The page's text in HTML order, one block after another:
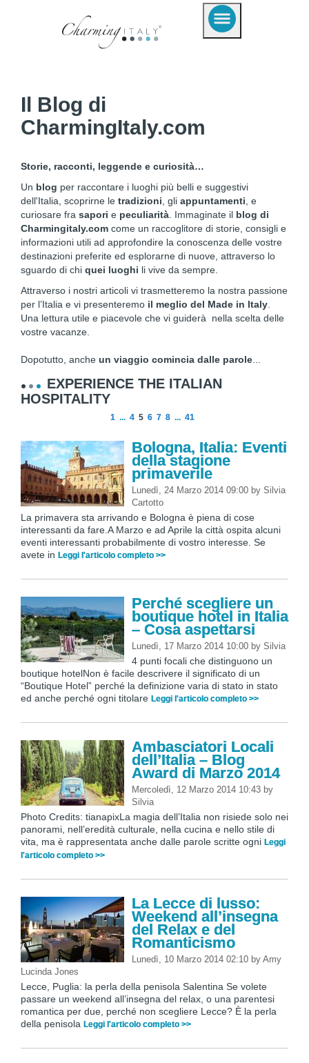
Il Blog di
CharmingItaly.com
Storie, racconti, leggende e curiosità…
Un blog per raccontare i luoghi più belli e suggestivi
dell'Italia, scoprirne le tradizioni , gli appuntamenti , e
curiosare fra sapori e peculiarità . Immaginate il blog di
Charmingitaly.com come un raccoglitore di storie, consigli e
informazioni utili ad approfondire la conoscenza delle vostre
destinazioni preferite ed esplorarne di nuove, attraverso lo
sguardo di chi quei luoghi li vive da sempre.
Attraverso i nostri articoli vi trasmetteremo la nostra passione
per l’Italia e vi presenteremo il meglio del Made in Italy
Una lettura utile e piacevole che vi guiderà nella scelta delle
vostre vacanze.
Dopotutto, anche un viaggio comincia dalle parole
EXPERIENCE THE ITALIAN
HOSPITALITY
1 ... 4 5 6 7 8 ... 41
Bologna, Italia: Eventi
della stagione
primaverile
Lunedì, 24 Marzo 2014 09:00 by Silvia
Cartotto
La primavera sta arrivando e Bologna è piena di cose
interessanti da fare.A Marzo e ad Aprile la città ospita alcuni
eventi interessanti probabilmente di vostro interesse. Se
avete in Leggi l'articolo completo >>
Perché scegliere un
boutique hotel in Italia
– Cosa aspettarsi
Lunedì, 17 Marzo 2014 10:00 by Silvia
4 punti focali che distinguono un
boutique hotelNon è facile descrivere il significato di un
“Boutique Hotel” perché la definizione varia di stato in stato
ed anche perché ogni titolare Leggi l'articolo completo >>
Ambasciatori Locali
dell’Italia – Blog
Award di Marzo 2014
Mercoledì, 12 Marzo 2014 10:43 by
Silvia
Photo Credits: tianapixLa magia dell’Italia non risiede solo nei
panorami, nell’eredità culturale, nella cucina e nello stile di
vita, ma è rappresentata anche dalle parole scritte ogni Leggi
l'articolo completo >>
La Lecce di lusso:
Weekend all’insegna
del Relax e del
Romanticismo
Lunedì, 10 Marzo 2014 02:10 by Amy
Lucinda Jones
Lecce, Puglia: la perla della penisola Salentina Se volete
passare un weekend all’insegna del relax, o una parentesi
romantica per due, perché non scegliere Lecce? È la perla
della penisola Leggi l'articolo completo >>